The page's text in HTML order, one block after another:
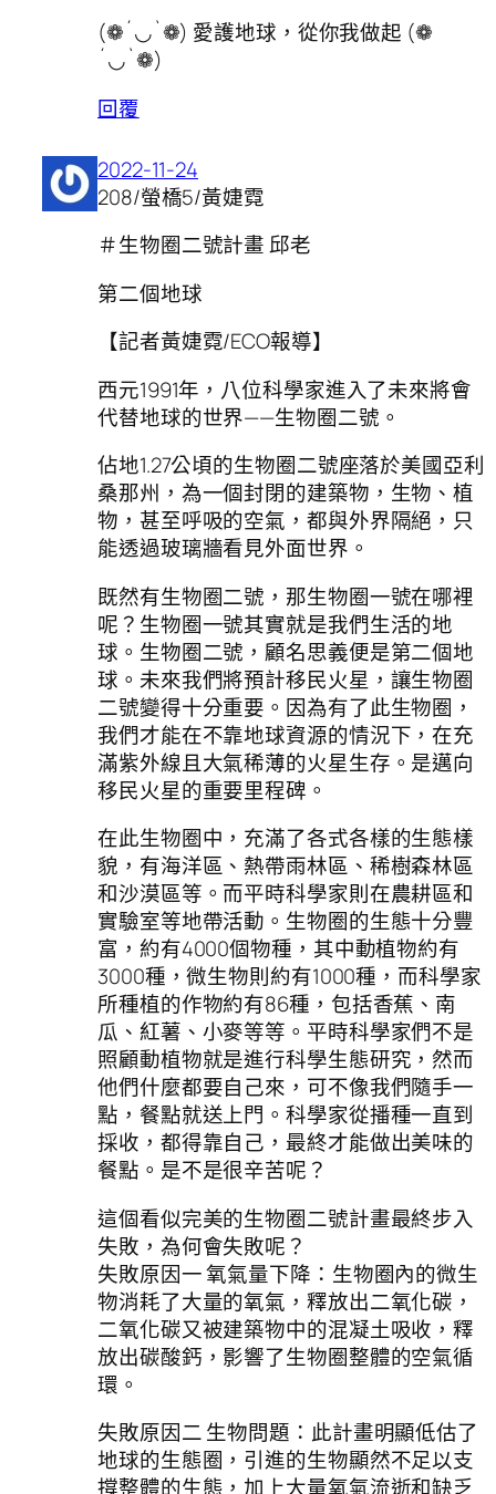
(❁´◡`❁) 愛護地球，從你我做起 (❁
´◡`❁)
回覆
2022-11-24
208/螢橋5/黃婕霓
＃生物圈二號計畫 邱老
第二個地球
【記者黃婕霓/ECO報導】
西元1991年，八位科學家進入了未來將會
代替地球的世界——生物圈二號。
佔地1.27公頃的生物圈二號座落於美國亞利
桑那州，為一個封閉的建築物，生物、植
物，甚至呼吸的空氣，都與外界隔絕，只
能透過玻璃牆看見外面世界。
既然有生物圈二號，那生物圈一號在哪裡
呢？生物圈一號其實就是我們生活的地
球。生物圈二號，顧名思義便是第二個地
球。未來我們將預計移民火星，讓生物圈
二號變得十分重要。因為有了此生物圈，
我們才能在不靠地球資源的情況下，在充
滿紫外線且大氣稀薄的火星生存。是邁向
移民火星的重要里程碑。
在此生物圈中，充滿了各式各樣的生態樣
貌，有海洋區、熱帶雨林區、稀樹森林區
和沙漠區等。而平時科學家則在農耕區和
實驗室等地帶活動。生物圈的生態十分豐
富，約有4000個物種，其中動植物約有
3000種，微生物則約有1000種，而科學家
所種植的作物約有86種，包括香蕉、南
瓜、紅薯、小麥等等。平時科學家們不是
照顧動植物就是進行科學生態研究，然而
他們什麼都要自己來，可不像我們隨手一
點，餐點就送上門。科學家從播種一直到
採收，都得靠自己，最終才能做出美味的
餐點。是不是很辛苦呢？
這個看似完美的生物圈二號計畫最終步入
失敗，為何會失敗呢？
失敗原因一 氧氣量下降：生物圈內的微生
物消耗了大量的氧氣，釋放出二氧化碳，
二氧化碳又被建築物中的混凝土吸收，釋
放出碳酸鈣，影響了生物圈整體的空氣循
環。
失敗原因二 生物問題：此計畫明顯低估了
地球的生態圈，引進的生物顯然不足以支
撐整體的生態，加上大量氧氣流逝和缺乏